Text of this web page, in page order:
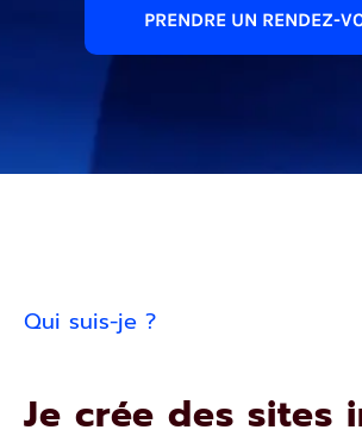
PRENDRE UN RENDEZ-
Qui suis-je ?
Je crée des sites